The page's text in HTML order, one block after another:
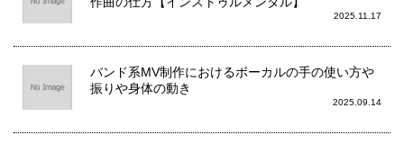
2025.11.17
バンド系MV制作におけるボーカルの手の使い方や
振りや身体の動き
2025.09.14